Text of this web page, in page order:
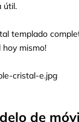
útil.
templado
mismo!
de